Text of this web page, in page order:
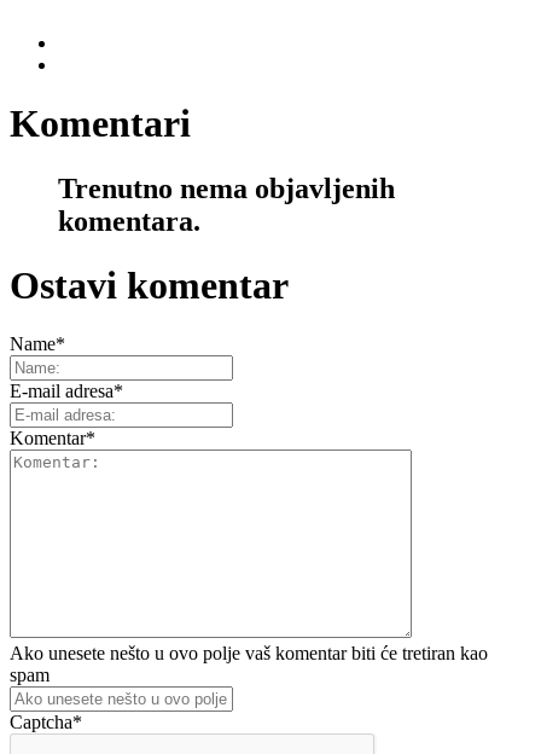
Komentari
Trenutno nema objavljenih
komentara.
Ostavi komentar
Name*
E-mail adresa*
Komentar*
Ako unesete nešto u ovo polje vaš komentar biti će tretiran kao
spam
Captcha*